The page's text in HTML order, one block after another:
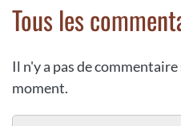
Tous les
Il n'y a pas de
moment.